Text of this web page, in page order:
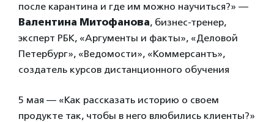
после карантина и где им можно научиться?» —
Валентина Митофанова, бизнес-тренер,
эксперт РБК, «Аргументы и факты», «Деловой
Петербург», «Ведомости», «Коммерсантъ»,
создатель курсов дистанционного обучения
5 мая — «Как рассказать историю о своем
продукте так, чтобы в него влюбились клиенты?»